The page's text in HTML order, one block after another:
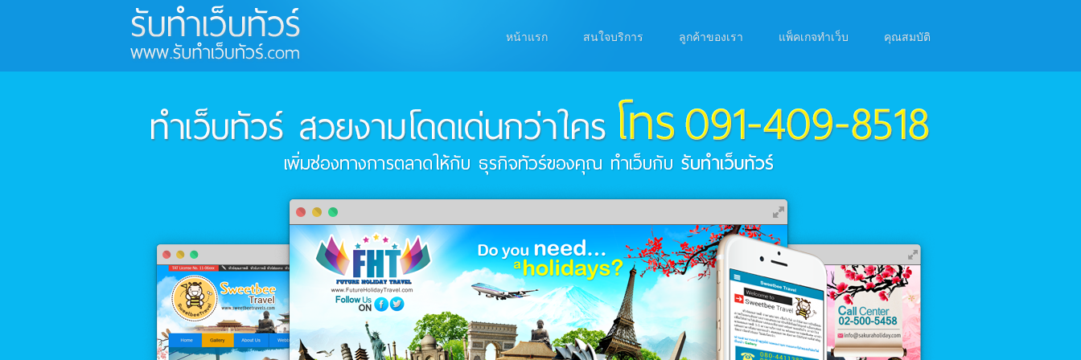
หน้าแรก สนใจบริการ ลูกค้าของเรา แพ็คเกจทำเว็บ คุณสมบัติ